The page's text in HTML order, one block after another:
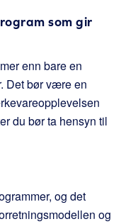
som gir
enn bare en
Det bør være en
du bør ta hensyn til
og det
og